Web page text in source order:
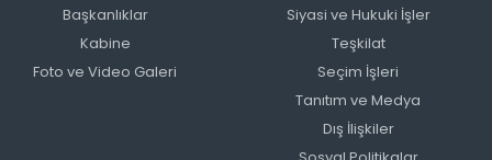
Başkanlıklar
Kabine
Foto ve Video Galeri
Siyasi ve Hukuki İşler
Teşkilat
Seçim İşleri
Tanıtım ve Medya
Dış İlişkiler